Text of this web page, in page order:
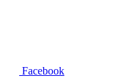
Facebook